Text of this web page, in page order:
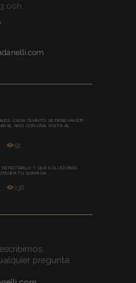
CADA CUÁNTO SE DEBE HACER
EL AÑO CON UNA VISITA AL
92
Y QUÉ SOLUCIONES
TU SONRISA
136
pregunta.